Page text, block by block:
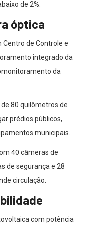
de 2%.
óptica
Centro de Controle e
integrado da
da
80 quilômetros de
prédios públicos,
municipais.
40 câmeras de
de segurança e 28
circulação.
com potência